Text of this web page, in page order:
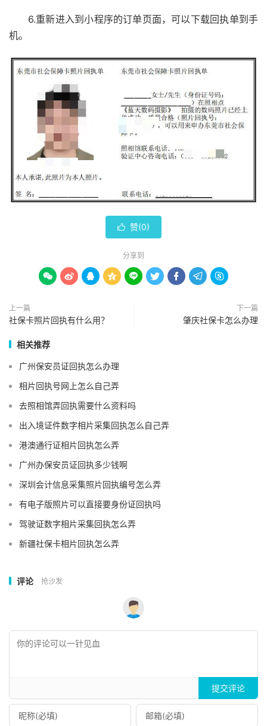
6.重新进入到小程序的订单页面，可以下载回执单到手
机。
 赞(0)
分享到
        
上一篇
社保卡照片回执有什么用？
下一篇
肇庆社保卡怎么办理
相关推荐
广州保安员证回执怎么办理
相片回执号网上怎么自己弄
去照相馆弄回执需要什么资料吗
出入境证件数字相片采集回执怎么自己弄
港澳通行证相片回执怎么弄
广州办保安员证回执多少钱啊
深圳会计信息采集照片回执编号怎么弄
有电子版照片可以直接要身份证回执吗
驾驶证数字相片采集回执怎么弄
新疆社保卡相片回执怎么弄
评论 抢沙发
提交评论